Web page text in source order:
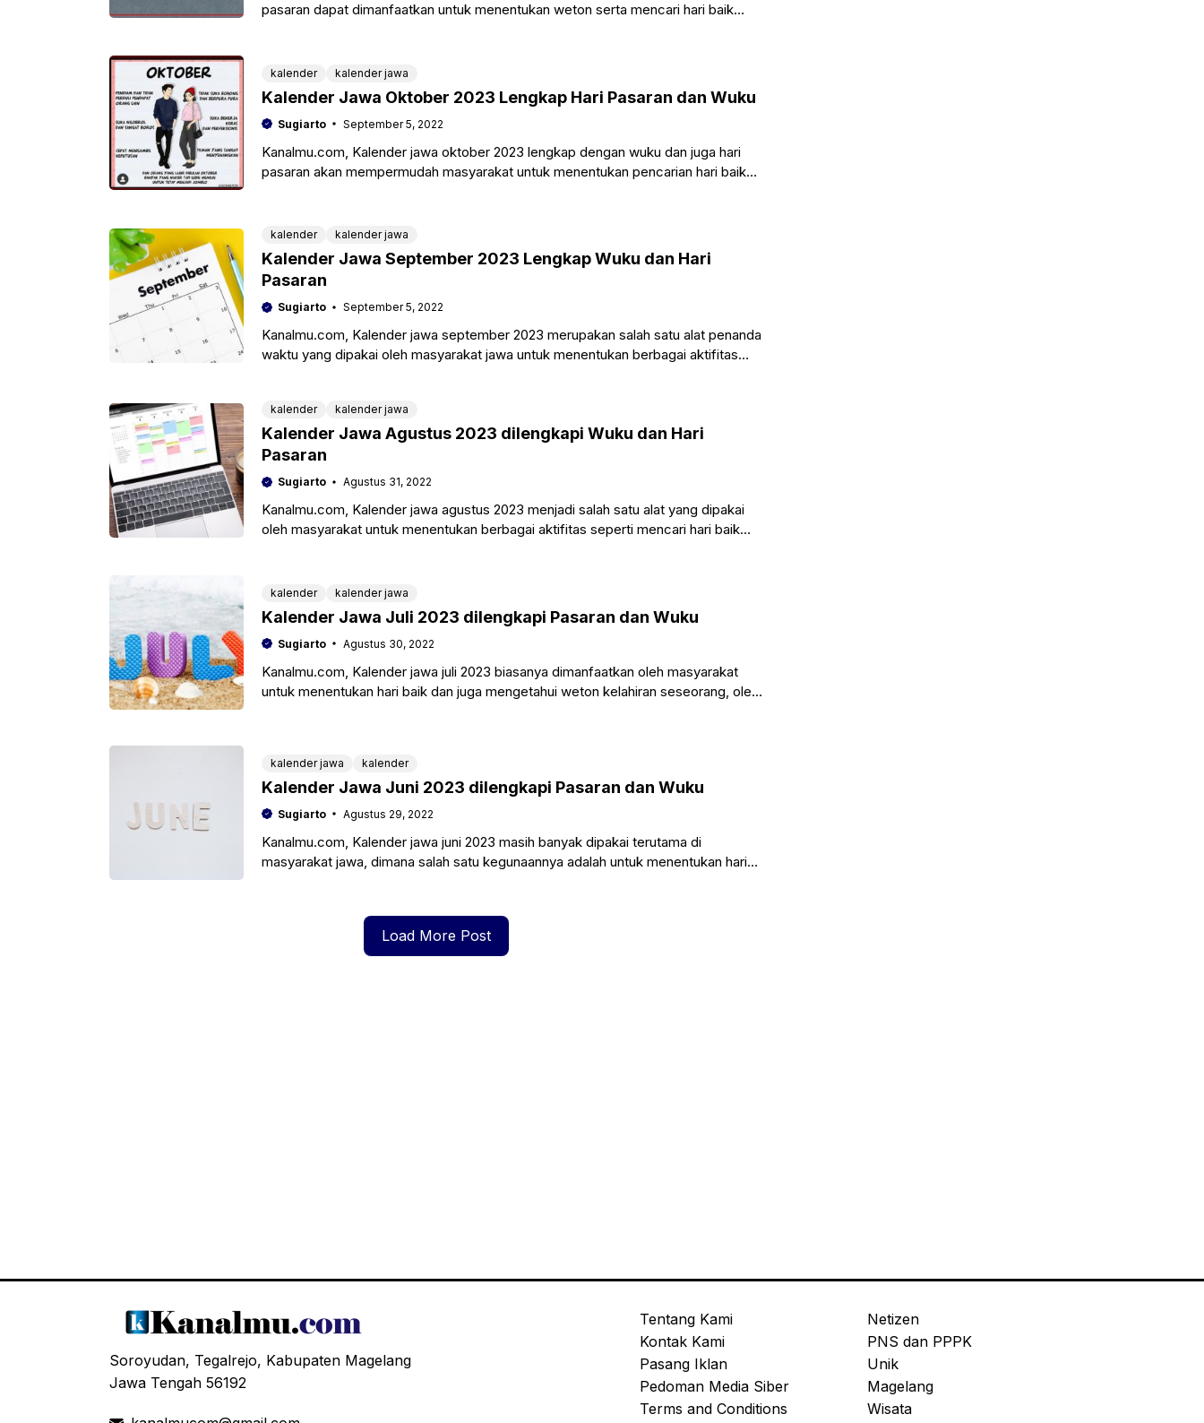
pasaran dapat dimanfaatkan untuk menentukan weton serta mencari hari baik
kalender kalender jawa
Kalender Jawa Oktober 2023 Lengkap Hari Pasaran dan Wuku
Sugiarto September 5, 2022
Kanalmu.com, Kalender jawa oktober 2023 lengkap dengan wuku dan juga hari
pasaran akan mempermudah masyarakat untuk menentukan pencarian hari baik
kalender kalender jawa
Kalender Jawa September 2023 Lengkap Wuku dan Hari
Pasaran
Sugiarto September 5, 2022
Kanalmu.com, Kalender jawa september 2023 merupakan salah satu alat penanda
waktu yang dipakai oleh masyarakat jawa untuk menentukan berbagai aktifitas
kalender kalender jawa
Kalender Jawa Agustus 2023 dilengkapi Wuku dan Hari
Pasaran
Sugiarto Agustus 31, 2022
Kanalmu.com, Kalender jawa agustus 2023 menjadi salah satu alat yang dipakai
oleh masyarakat untuk menentukan berbagai aktifitas seperti mencari hari baik
kalender kalender jawa
Kalender Jawa Juli 2023 dilengkapi Pasaran dan Wuku
Sugiarto Agustus 30, 2022
Kanalmu.com, Kalender jawa juli 2023 biasanya dimanfaatkan oleh masyarakat
untuk menentukan hari baik dan juga mengetahui weton kelahiran seseorang, oleh
kalender jawa kalender
Kalender Jawa Juni 2023 dilengkapi Pasaran dan Wuku
Sugiarto Agustus 29, 2022
Kanalmu.com, Kalender jawa juni 2023 masih banyak dipakai terutama di
masyarakat jawa, dimana salah satu kegunaannya adalah untuk menentukan hari
Load More Post
Soroyudan, Tegalrejo, Kabupaten Magelang
Jawa Tengah 56192
Tentang Kami
Kontak Kami
Pasang Iklan
Pedoman Media Siber
Terms and Conditions
Netizen
PNS dan PPPK
Unik
Magelang
Wisata